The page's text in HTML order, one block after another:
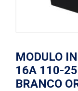
MODULO
16A 110-
BRANCO